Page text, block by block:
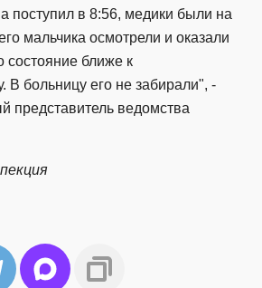
поступил в 8:56, медики были на
мальчика осмотрели и оказали
состояние ближе к
В больницу его не забирали", -
представитель ведомства